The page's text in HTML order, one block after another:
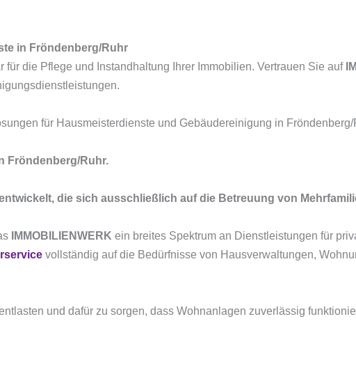
in Fröndenberg/Ruhr
für die Pflege und Instandhaltung Ihrer Immobilien. Vertrauen Sie auf
für Hausmeisterdienste und Gebäudereinigung in Fröndenberg/
Fröndenberg/Ruhr.
die sich ausschließlich auf die Betreuung von
IMMOBILIENWERK ein breites Spektrum an Dienstleistungen für
vollständig auf die Bedürfnisse von Hausverwaltungen,
und dafür zu sorgen, dass Wohnanlagen zuverlässig